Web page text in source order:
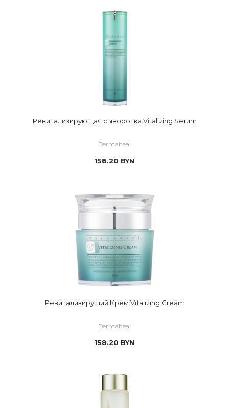
Ревитализирующая сыворотка Vitalizing Serum
Dermaheal
158.20 BYN
Ревитализирущий Крем Vitalizing Cream
Dermaheal
158.20 BYN